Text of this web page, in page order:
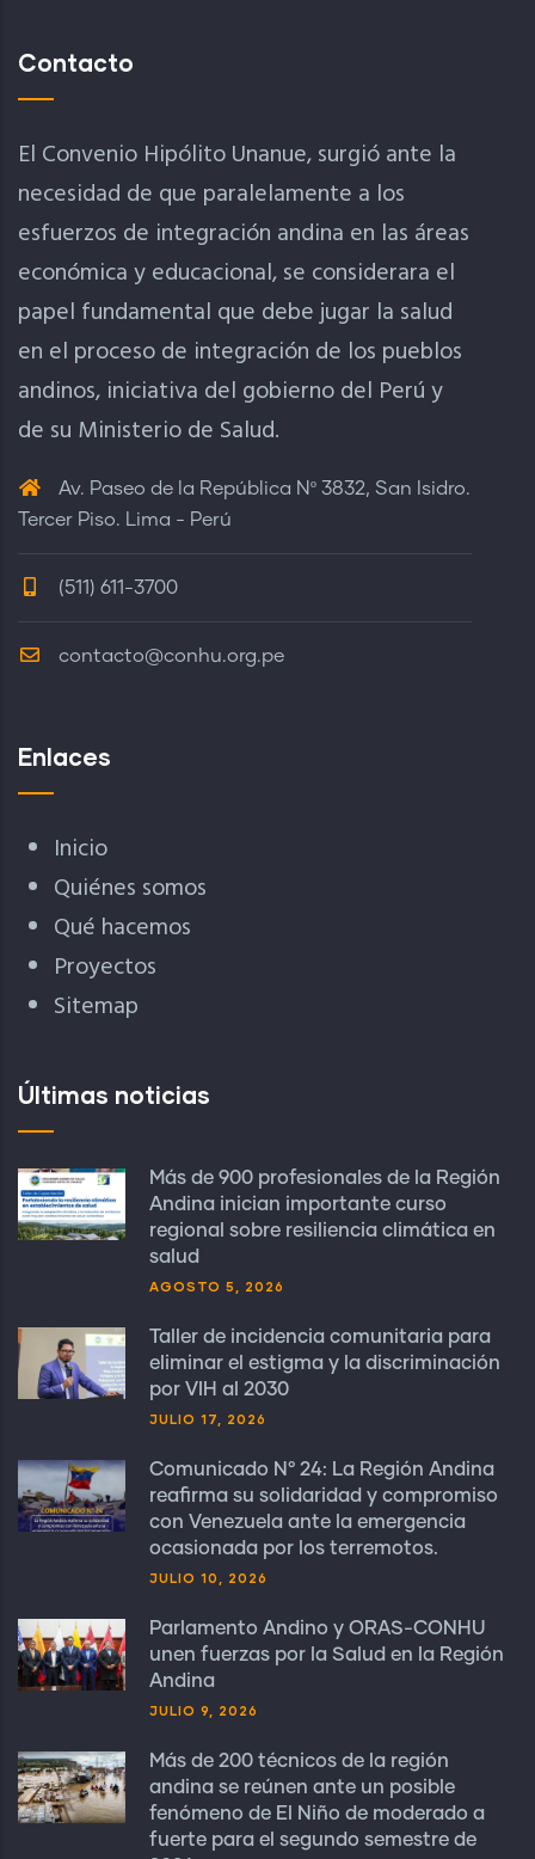
Contacto
El Convenio Hipólito Unanue, surgió ante la
necesidad de que paralelamente a los
esfuerzos de integración andina en las áreas
económica y educacional, se considerara el
papel fundamental que debe jugar la salud
en el proceso de integración de los pueblos
andinos, iniciativa del gobierno del Perú y
de su Ministerio de Salud.
Av. Paseo de la República Nº 3832, San Isidro.
Tercer Piso. Lima - Perú
(511) 611-3700
contacto@conhu.org.pe
Enlaces
Inicio
Quiénes somos
Qué hacemos
Proyectos
Sitemap
Últimas noticias
Más de 900 profesionales de la Región
Andina inician importante curso
regional sobre resiliencia climática en
salud
AGOSTO 5, 2026
Taller de incidencia comunitaria para
eliminar el estigma y la discriminación
por VIH al 2030
JULIO 17, 2026
Comunicado N° 24: La Región Andina
reafirma su solidaridad y compromiso
con Venezuela ante la emergencia
ocasionada por los terremotos.
JULIO 10, 2026
Parlamento Andino y ORAS-CONHU
unen fuerzas por la Salud en la Región
Andina
JULIO 9, 2026
Más de 200 técnicos de la región
andina se reúnen ante un posible
fenómeno de El Niño de moderado a
fuerte para el segundo semestre de